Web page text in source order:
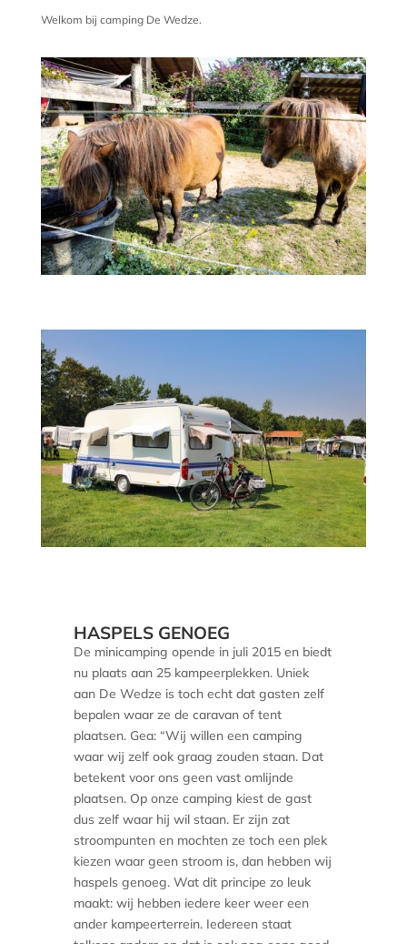
Welkom bij camping De Wedze.
HASPELS GENOEG
De minicamping opende in juli 2015 en biedt
nu plaats aan 25 kampeerplekken. Uniek
aan De Wedze is toch echt dat gasten zelf
bepalen waar ze de caravan of tent
plaatsen. Gea: “Wij willen een camping
waar wij zelf ook graag zouden staan. Dat
betekent voor ons geen vast omlijnde
plaatsen. Op onze camping kiest de gast
dus zelf waar hij wil staan. Er zijn zat
stroompunten en mochten ze toch een plek
kiezen waar geen stroom is, dan hebben wij
haspels genoeg. Wat dit principe zo leuk
maakt: wij hebben iedere keer weer een
ander kampeerterrein. Iedereen staat